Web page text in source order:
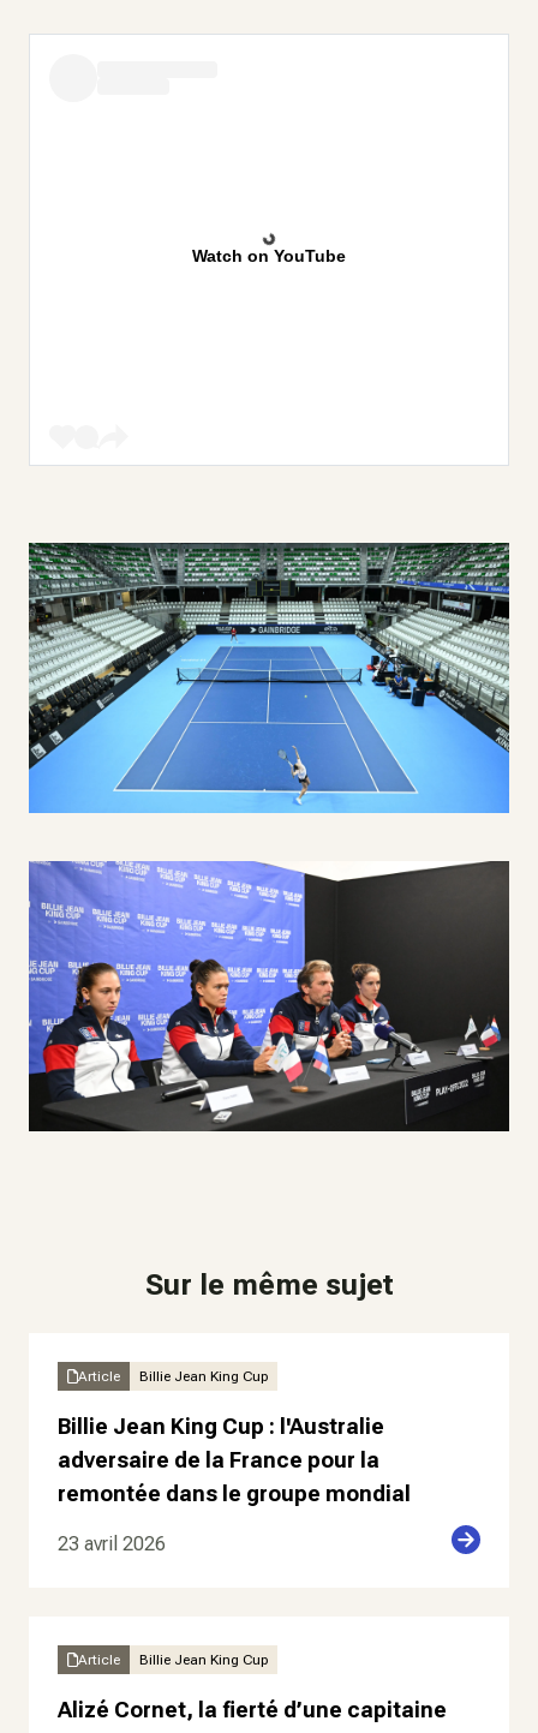
Watch on YouTube
Sur le même sujet
Article Billie Jean King Cup
Billie Jean King Cup : l'Australie
adversaire de la France pour la
remontée dans le groupe mondial
23 avril 2026
Article Billie Jean King Cup
Alizé Cornet, la fierté d’une capitaine